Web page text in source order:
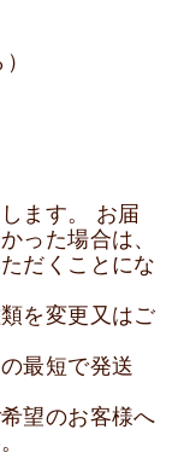
ます。 お届
った場合は、
だくことにな
を変更又はご
最短で発送
望のお客様へ